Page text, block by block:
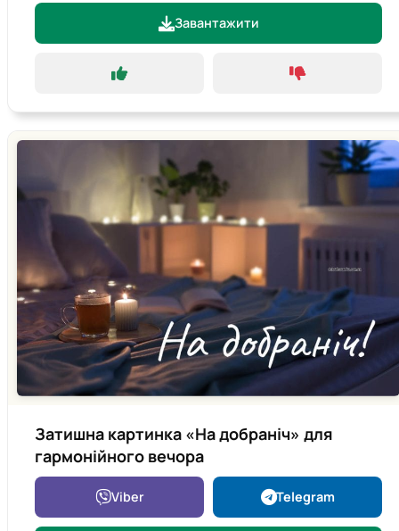
Завантажити
Затишна картинка «На добраніч» для
гармонійного вечора
Viber Telegram